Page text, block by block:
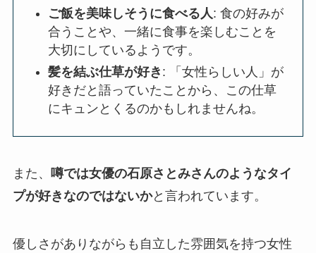
ご飯を美味しそうに食べる人: 食の好みが
合うことや、一緒に食事を楽しむことを
大切にしているようです。
髪を結ぶ仕草が好き : 「女性らしい人」が
好きだと語っていたことから、この仕草
にキュンとくるのかもしれませんね。
また、 噂では女優の石原さとみさんのようなタイ
プが好きなのではないかと言われています。
優しさがありながらも自立した雰囲気を持つ女性